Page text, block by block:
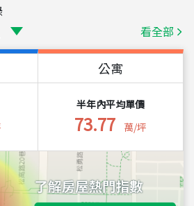
看全部
公寓
半年內平均單價
73.77 萬/坪